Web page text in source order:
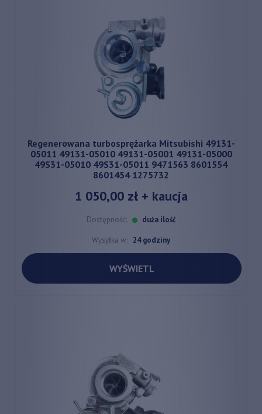
specjalistami! Nasz zespół jest gotowy, by zapewnić Ci fachowe
Regenerowana turbosprężarka Mitsubishi 49131-
05011 49131-05010 49131-05001 49131-05000
49S31-05010 49S31-05011 9471563 8601554
8601454 1275732
1 050,00 zł+ kaucja
Dostępność: duża ilość
Wysyłka w: 24 godziny
WYŚWIETL